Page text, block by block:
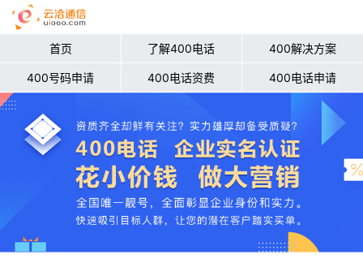
首页 了解400电话 400解决方案
400号码申请 400电话资费 400电话申请